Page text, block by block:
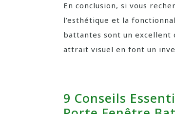
En conclusion, si vous
l’esthétique et la
battantes sont un excellent
attrait visuel en font un
9 Conseils